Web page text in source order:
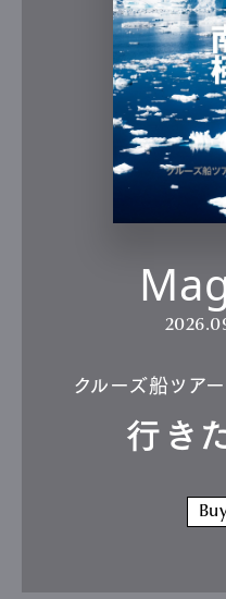
クルーズ船ツア
行き